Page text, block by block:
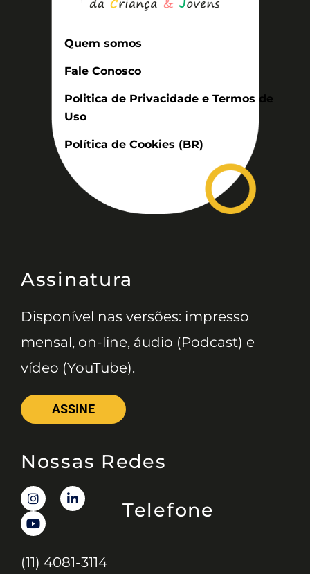
Quem somos
Fale Conosco
Politica de Privacidade e Termos de
Uso
Política de Cookies (BR)
Assinatura
Disponível nas versões: impresso
mensal, on-line, áudio (Podcast) e
vídeo (YouTube).
ASSINE
Nossas Redes
Telefone
(11) 4081-3114